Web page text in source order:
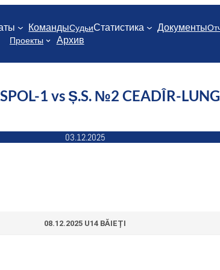
КомандыСудьиСтатистика Документы
Проекты
Архив
1 vs Ș.S. №2 CEADÎR-
03.12.2025
08.12.2025 U14 BĂIEȚI